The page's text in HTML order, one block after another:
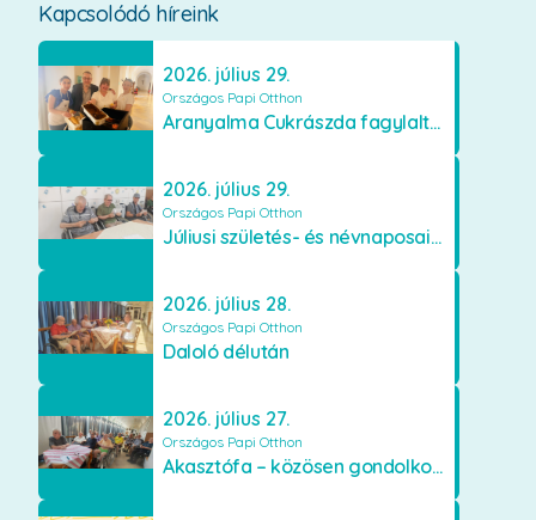
Kapcsolódó híreink
2026. július 29.
Országos Papi Otthon
Aranyalma Cukrászda fagylaltos meglepetés
2026. július 29.
Országos Papi Otthon
Júliusi születés- és névnaposaink
2026. július 28.
Országos Papi Otthon
Daloló délután
2026. július 27.
Országos Papi Otthon
Akasztófa – közösen gondolkodva